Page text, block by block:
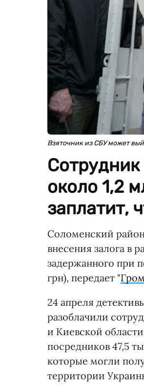
Взяточник из СБУ может
около 1,2
заплатит,
Соломенский
внесения залога в
задержанного при
грн), передает "
24 апреля
разоблачили
и Киевской
посредников 47,5
которые могли
территории